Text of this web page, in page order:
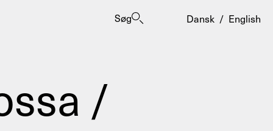
Søg Dansk / English
/